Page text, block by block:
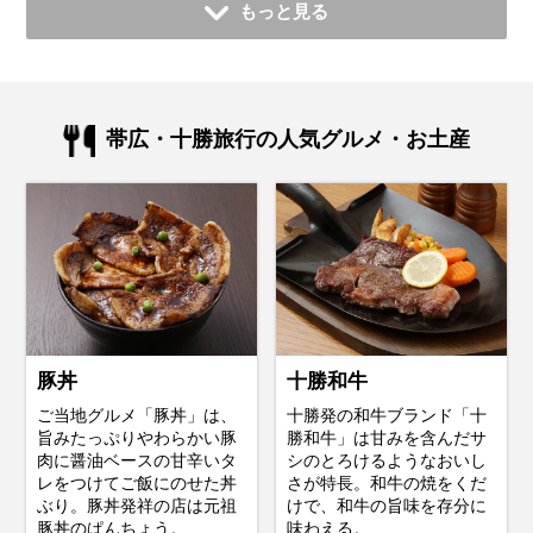
もっと見る
帯広・十勝旅行の人気グルメ・お土産
豚丼
ご当地グルメ「豚丼」は、
旨みたっぷりやわらかい豚
肉に醤油ベースの甘辛いタ
レをつけてご飯にのせた丼
ぶり。豚丼発祥の店は元祖
豚丼のぱんちょう。
十勝和牛
十勝発の和牛ブランド「十
勝和牛」は甘みを含んだサ
シのとろけるようなおいし
さが特長。和牛の焼をくだ
けで、和牛の旨味を存分に
味わえる。